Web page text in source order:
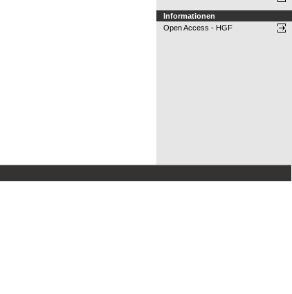
Informationen
Open Access - HGF